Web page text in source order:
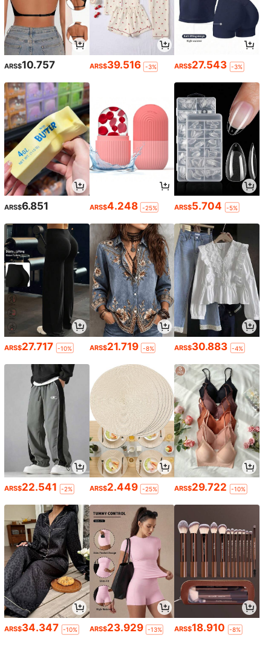
ARS$10.757 ARS$39.516 -3% ARS$27.543 -3%
ARS$6.851 ARS$4.248 -25% ARS$5.704 -5%
ARS$27.717 -10% ARS$21.719 -8% ARS$30.883 -4%
ARS$22.541 -2% ARS$2.449 -25% ARS$29.722 -10%
ARS$34.347 -10% ARS$23.929 -13% ARS$18.910 -8%